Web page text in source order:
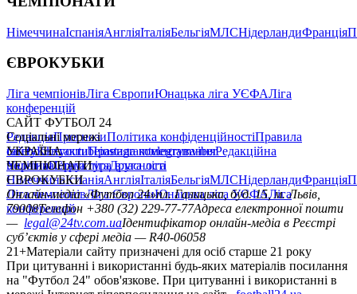
НімеччинаІспаніяАнгліяІталіяБельгіяМЛСНідерландиФранція
ЄВРОКУБКИ
Ліга чемпіонівЛіга ЄвропиЮнацька ліга УЄФАЛіга
конференцій
САЙТ ФУТБОЛ 24
РедакціяПрогнозиПолітика конфіденційностіПравила
сайтуКонтактиПравила коментуванняРедакційна
політикаСтруктура власності
Соціальні мережі
facebookxyoutubeinstagramtelegramviber
УКРАЇНА
УкраїнаПерша лігаДруга ліга
ЧЕМПІОНАТИ
НімеччинаІспаніяАнгліяІталіяБельгіяМЛСНідерландиФранція
ЄВРОКУБКИ
Ліга чемпіонівЛіга ЄвропиЮнацька ліга УЄФАЛіга
конференцій
Онлайн-медіа «Футбол 24»пл. Галицька, буд. 15, м. Львів,
79008Телефон +380 (32) 229-77-77Адреса електронної пошти
— legal@24tv.com.uaІдентифікатор онлайн-медіа в Реєстрі
суб’єктів у сфері медіа — R40-06058
21+Матеріали сайту призначені для осіб старше 21 року
При цитуванні і використанні будь-яких матеріалів посилання
на "Футбол 24" обов'язкове. При цитуванні і використанні в